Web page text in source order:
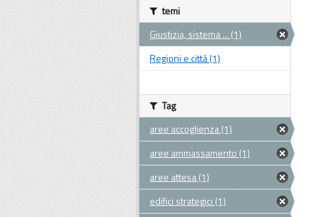
temi
Giustizia, sistema ... (1)
Regioni e città (1)
Tag
aree accoglienza (1)
aree ammassamento (1)
aree attesa (1)
edifici strategici (1)